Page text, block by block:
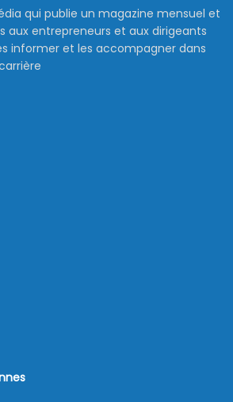
qui publie un magazine mensuel et
aux entrepreneurs et aux dirigeants
informer et les accompagner dans